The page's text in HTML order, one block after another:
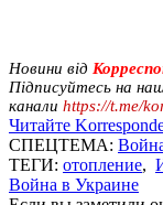
Новини від
Підписуйтесь на
канали https://t.me/
Читайте
СПЕЦТЕМА:
ТЕГИ: отопление,
Война в Украине